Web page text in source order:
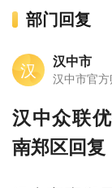
部门回复
汉 汉中市
汉中市官
汉中众联
南郑区回复